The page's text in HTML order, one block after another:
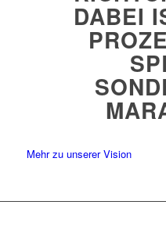
ABEI
Mehr zu unserer Vision